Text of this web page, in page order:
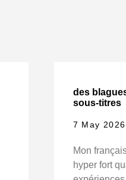
des
sous-titres
7 May 2026
Mon
hyper fort